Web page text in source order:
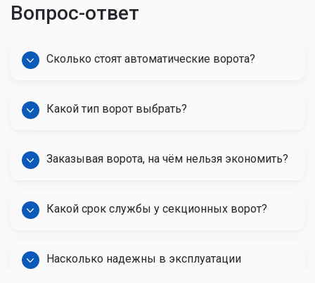
Вопрос-ответ
Сколько стоят автоматические ворота?
Какой тип ворот выбрать?
Заказывая ворота, на чём нельзя экономить?
Какой срок службы у секционных ворот?
Насколько надежны в эксплуатации